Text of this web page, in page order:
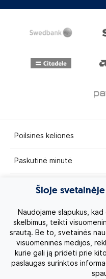
Poilsinės kelionės
Paskutinė minutė
Egzotinės kelionės
Kruizai
Kelionės po Lietuvą
Apie mus
Šioje
Naudojame slapukus,
skelbimus, teikti
srautą. Be to, svetainės
visuomeninės medijos,
kurie gali ją pridėti prie
paslaugas surinktos